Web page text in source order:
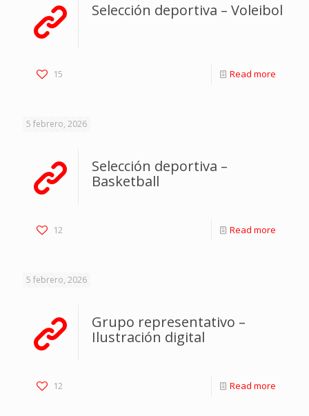
Selección deportiva – Voleibol
15 Read more
5 febrero, 2026
Selección deportiva –
Basketball
12 Read more
5 febrero, 2026
Grupo representativo –
Ilustración digital
12 Read more